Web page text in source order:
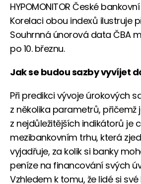
HYPOMONITOR České
Korelaci obou indexů ilustruje
Souhrnná únorová data ČBA
po 10. březnu.
Jak se budou sazby vyvíjet
Při predikci vývoje úrokových
z několika parametrů, přičemž
z nejdůležitějších indikátorů je
mezibankovním trhu, která
vyjadřuje, za kolik si banky
peníze na financování svých
Vzhledem k tomu, že lidé si